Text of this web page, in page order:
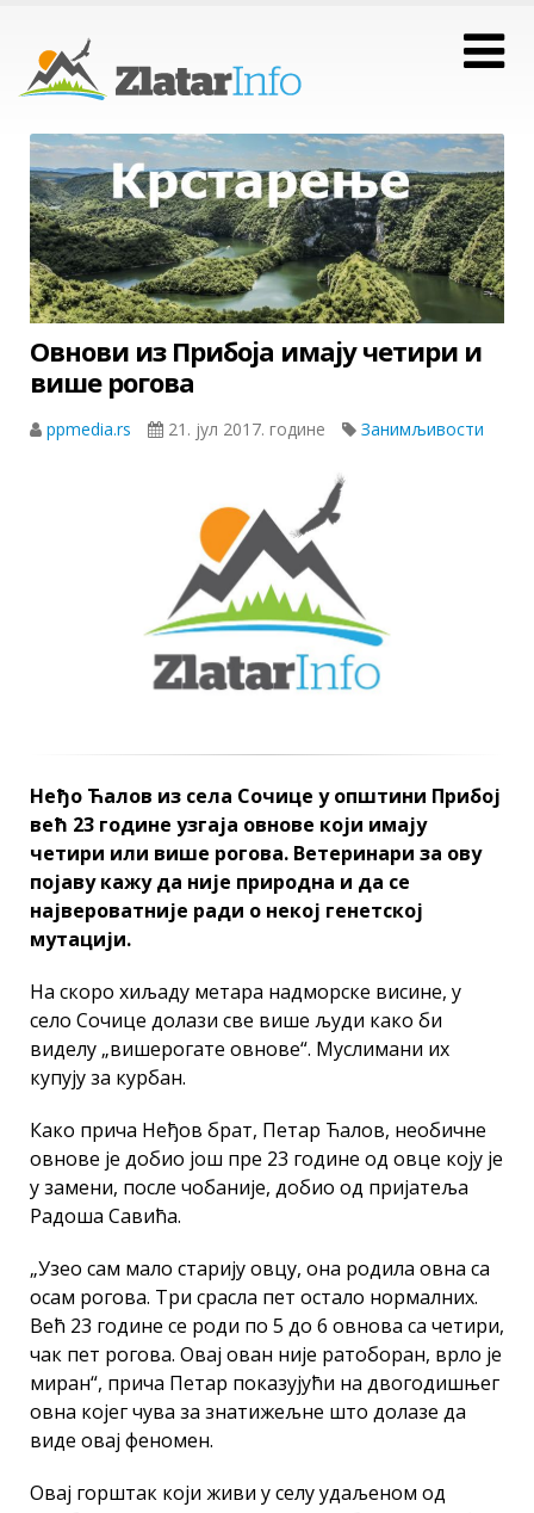
Овнови из Прибоја имају четири и
више рогова
ppmedia.rs 21. јул 2017. године Занимљивости
Неђо Ћалов из села Сочице у општини Прибој
већ 23 године узгаја овнове који имају
четири или више рогова. Ветеринари за ову
појаву кажу да није природна и да се
највероватније ради о некој генетској
мутацији.
На скоро хиљаду метара надморске висине, у
село Сочице долази све више људи како би
виделу „вишерогате овнове“. Муслимани их
купују за курбан.
Како прича Неђов брат, Петар Ћалов, необичне
овнове је добио још пре 23 године од овце коју је
у замени, после чобаније, добио од пријатеља
Радоша Савића.
„Узео сам мало старију овцу, она родила овна са
осам рогова. Три срасла пет остало нормалних.
Већ 23 године се роди по 5 до 6 овнова са четири,
чак пет рогова. Овај ован није ратоборан, врло је
миран“, прича Петар показујући на двогодишњег
овна којег чува за знатижељне што долазе да
виде овај феномен.
Овај горштак који живи у селу удаљеном од